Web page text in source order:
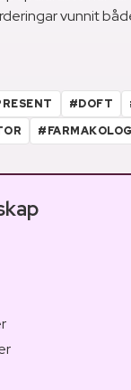
vunnit
#DOFT
#FARMAKOLOG